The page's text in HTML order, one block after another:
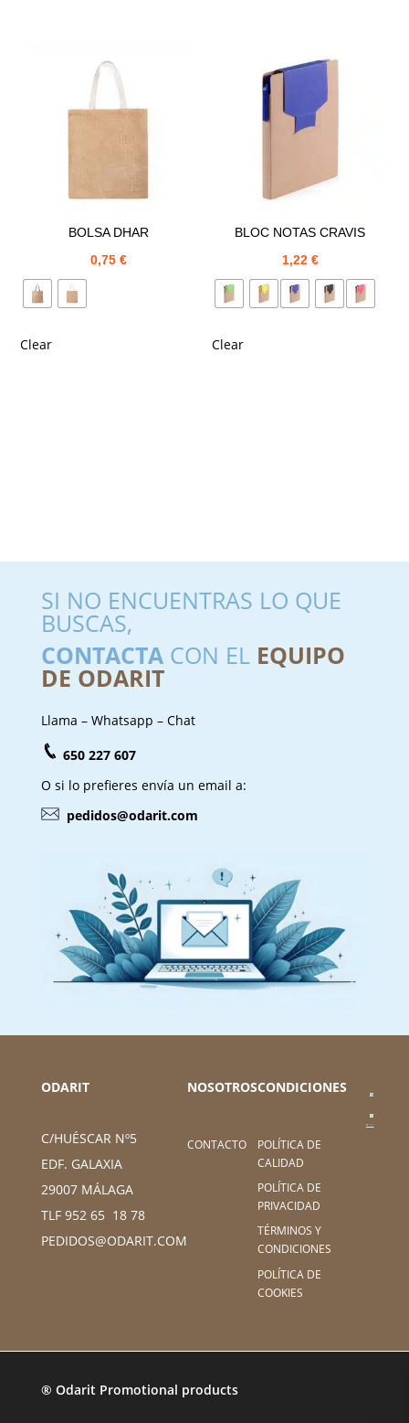
BOLSA DHAR
0,75€
Clear
BLOC NOTAS CRAVIS
1,22 €
Clear
SI NO ENCUENTRAS LO QUE
BUSCAS,
CONTACTACON EL EQUIPO
DE ODARIT
Llama – Whatsapp – Chat
650 227 607
O si lo prefieres envía un email a:
pedidos@odarit.com
ODARIT
C/HUÉSCAR Nº5
EDF. GALAXIA
29007 MÁLAGA
TLF 952 65 18 78
PEDIDOS@ODARIT.COM
NOSOTROS
CONTACTO
CONDICIONES
POLÍTICA DE
CALIDAD
POLÍTICA DE
PRIVACIDAD
TÉRMINOS Y
CONDICIONES
POLÍTICA DE
COOKIES
® Odarit Promotional products